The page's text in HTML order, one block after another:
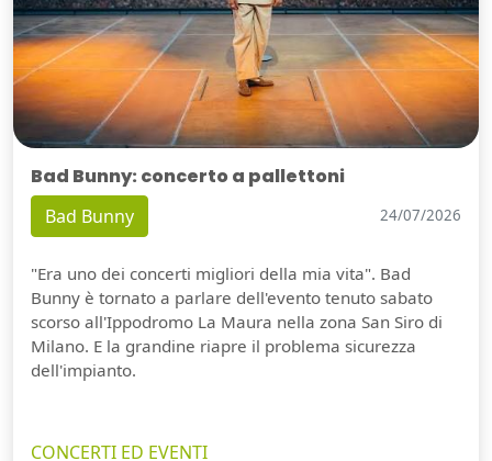
Bad Bunny: concerto a pallettoni
Bad Bunny 24/07/2026
"Era uno dei concerti migliori della mia vita". Bad
Bunny è tornato a parlare dell'evento tenuto sabato
scorso all'Ippodromo La Maura nella zona San Siro di
Milano. E la grandine riapre il problema sicurezza
dell'impianto.
CONCERTI ED EVENTI